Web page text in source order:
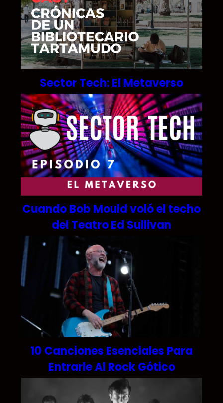
Sector Tech: El Metaverso
Cuando Bob Mould voló el techo
del Teatro Ed Sullivan
10 Canciones Esenciales Para
Entrarle Al Rock Gótico